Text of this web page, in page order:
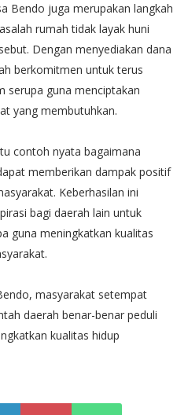
Bendo juga merupakan langkah
rumah tidak layak huni
Dengan menyediakan dana
berkomitmen untuk terus
serupa guna menciptakan
yang membutuhkan.
contoh nyata bagaimana
memberikan dampak positif
Keberhasilan ini
bagi daerah lain untuk
guna meningkatkan kualitas
masyarakat setempat
daerah benar-benar peduli
kualitas hidup